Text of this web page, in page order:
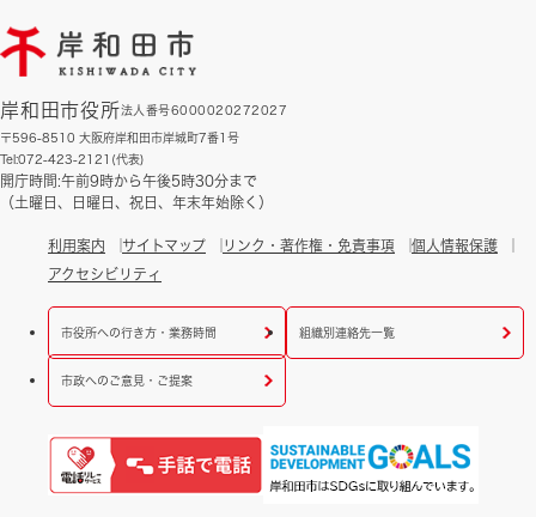
岸和田市役所法人番号6000020272027
〒596-8510 大阪府岸和田市岸城町7番1号
Tel:072-423-2121(代表)
開庁時間:午前9時から午後5時30分まで
（土曜日、日曜日、祝日、年末年始除く）
利用案内 サイトマップ リンク・著作権・免責事項
個人情報保護
アクセシビリティ
市役所への行き方・業務時間 組織別連絡先一覧
市政へのご意見・ご提案